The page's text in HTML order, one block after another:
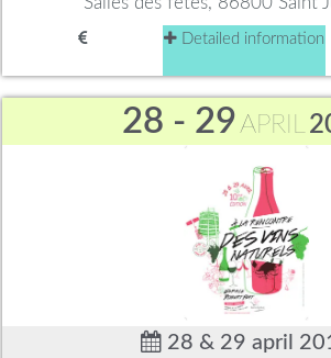
Detailed information
28 - 29APRIL
28 & 29 april